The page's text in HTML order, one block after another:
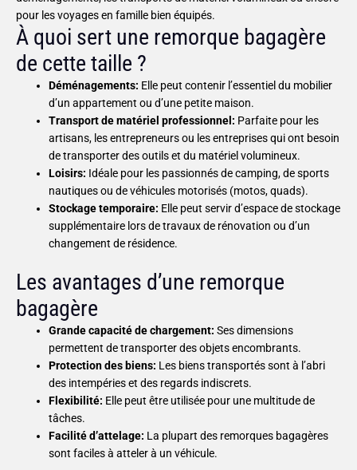
pour les voyages en famille bien équipés.
À quoi sert une remorque bagagère
de cette taille ?
Déménagements: Elle peut contenir l’essentiel du mobilier
d’un appartement ou d’une petite maison.
Transport de matériel professionnel: Parfaite pour les
artisans, les entrepreneurs ou les entreprises qui ont besoin
de transporter des outils et du matériel volumineux.
Loisirs: Idéale pour les passionnés de camping, de sports
nautiques ou de véhicules motorisés (motos, quads).
Stockage temporaire: Elle peut servir d’espace de stockage
supplémentaire lors de travaux de rénovation ou d’un
changement de résidence.
Les avantages d’une remorque
bagagère
Grande capacité de chargement: Ses dimensions
permettent de transporter des objets encombrants.
Protection des biens: Les biens transportés sont à l’abri
des intempéries et des regards indiscrets.
Flexibilité: Elle peut être utilisée pour une multitude de
tâches.
Facilité d’attelage: La plupart des remorques bagagères
sont faciles à atteler à un véhicule.